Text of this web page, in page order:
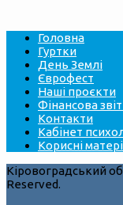
Головна
Гуртки
День Землі
Єврофест
Наші проєкти
Фінансова
Контакти
Кабінет
Корисні
Кіровоградський
Reserved.